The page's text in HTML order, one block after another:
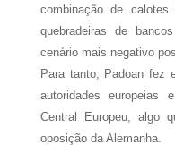
combinação de calotes
quebradeiras de
cenário mais negativo
Para tanto, Padoan fez
autoridades europeias
Central Europeu, algo
oposição da Alemanha.